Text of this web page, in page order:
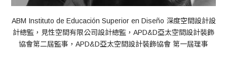
ABM Instituto de Educación Superior en Diseño 深度空間設計設
計總監，見性空間有限公司設計總監，APD&D亞太空間設計裝飾
協會第二屆監事，APD&D亞太空間設計裝飾協會 第一屆理事